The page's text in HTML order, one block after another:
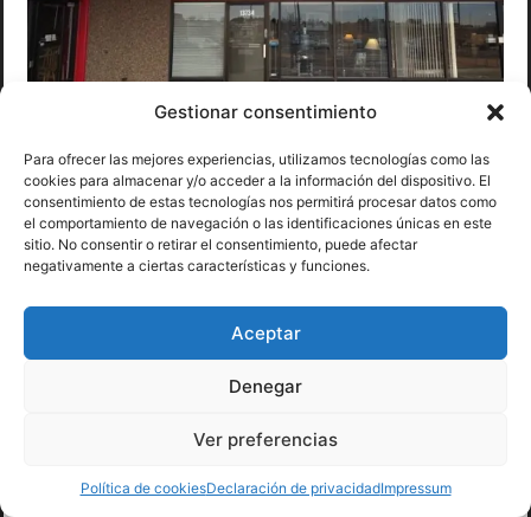
Gestionar consentimiento
Para ofrecer las mejores experiencias, utilizamos tecnologías como las
cookies para almacenar y/o acceder a la información del dispositivo. El
consentimiento de estas tecnologías nos permitirá procesar datos como
el comportamiento de navegación o las identificaciones únicas en este
sitio. No consentir o retirar el consentimiento, puede afectar
negativamente a ciertas características y funciones.
Aceptar
Denegar
Ver preferencias
Política de cookiesDeclaración de privacidadImpressum
Southeast Family Chiropractic
Dirección
13734 E Quincy Ave, Aurora, CO 80015, Estados
Unidos
Teléfono
Horario de atención